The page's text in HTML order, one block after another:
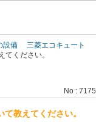
設備
三菱エコキュート
ください。
No : 7175
教えてください。